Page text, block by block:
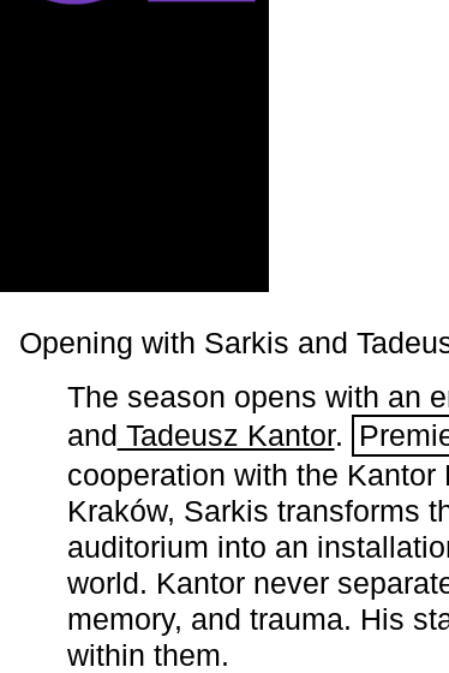
Opening with Sarkis and
The season opens with an
and Tadeusz Kantor.
cooperation with the ­Kantor
Kraków, Sarkis transforms
auditorium into an
world. Kantor never
memory, and trauma. His
within them.